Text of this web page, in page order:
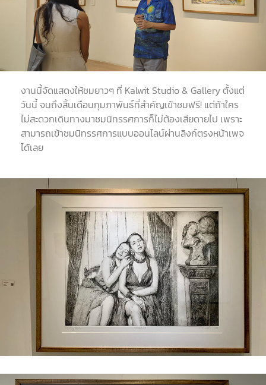
งานนี้จัดแสดงให้ชมยาวๆ ที่ Kalwit Studio & Galleryตั้งแต่
วันนี้ จนถึงสิ้นเดือนกุมภาพันธ์ที่สำคัญเข้าชมฟรี! แต่ถ้าใคร
ไม่สะดวกเดินทางมาชมนิทรรศการก็ไม่ต้องเสียดายไป เพราะ
สามารถเข้าชมนิทรรศการแบบออนไลน์ผ่านลิงก์ตรงหน้าเพจ
ได้เลย